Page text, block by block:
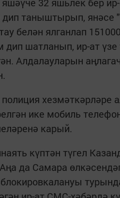
таныштырып, янәсе
белән ялганлап
шатланып, ир-ат
Алдалауларын
полиция
ике мобиль
карый.
күптән түгел
да Самара